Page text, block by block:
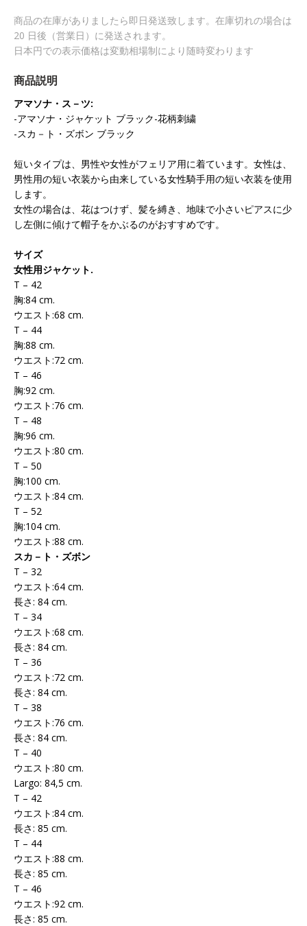
商品の在庫がありましたら即日発送致します。在庫切れの場合は
20 日後（営業日）に発送されます。
日本円での表示価格は変動相場制により随時変わります
商品説明
アマソナ・ス－ツ:
-アマソナ・ジャケット ブラック-花柄刺繍
-スカ－ト・ズボン ブラック
短いタイプは、男性や女性がフェリア用に着ています。女性は、
男性用の短い衣装から由来している女性騎手用の短い衣装を使用
します。
女性の場合は、花はつけず、髪を縛き、地味で小さいピアスに少
し左側に傾けて帽子をかぶるのがおすすめです。
サイズ
女性用ジャケット.
T – 42
胸:84 cm.
ウエスト:68 cm.
T – 44
胸:88 cm.
ウエスト:72 cm.
T – 46
胸:92 cm.
ウエスト:76 cm.
T – 48
胸:96 cm.
ウエスト:80 cm.
T – 50
胸:100 cm.
ウエスト:84 cm.
T – 52
胸:104 cm.
ウエスト:88 cm.
スカ－ト・ズボン
T – 32
ウエスト:64 cm.
長さ: 84 cm.
T – 34
ウエスト:68 cm.
長さ: 84 cm.
T – 36
ウエスト:72 cm.
長さ: 84 cm.
T – 38
ウエスト:76 cm.
長さ: 84 cm.
T – 40
ウエスト:80 cm.
Largo: 84,5 cm.
T – 42
ウエスト:84 cm.
長さ: 85 cm.
T – 44
ウエスト:88 cm.
長さ: 85 cm.
T – 46
ウエスト:92 cm.
長さ: 85 cm.